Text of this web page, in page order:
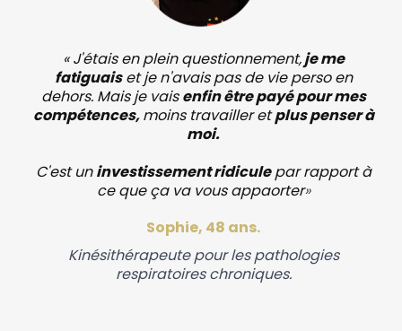
« J'étais en plein questionnement,je me
fatiguaiset je n'avais pas de vie perso en
dehors. Mais je vaisenfin être payé pour mes
compétences,moins travailler etplus penser à
moi.
C'est uninvestissement ridiculepar rapport à
ce que ça va vous appaorter»
Sophie, 48 ans.
Kinésithérapeute pour les pathologies
respiratoires chroniques.